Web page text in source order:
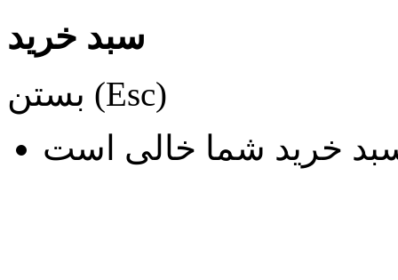
سبد خرید
بستن (Esc)
خرید شما خالی است